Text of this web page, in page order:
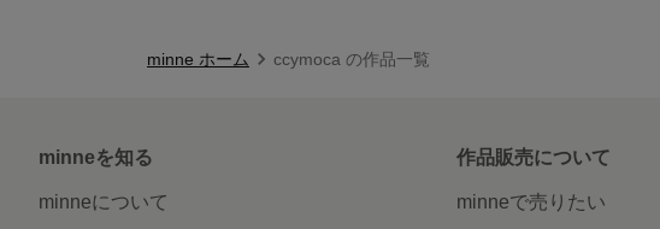
minne ホーム ccymoca の作品一覧
minneを知る
minneについて
作品販売について
minneで売りたい